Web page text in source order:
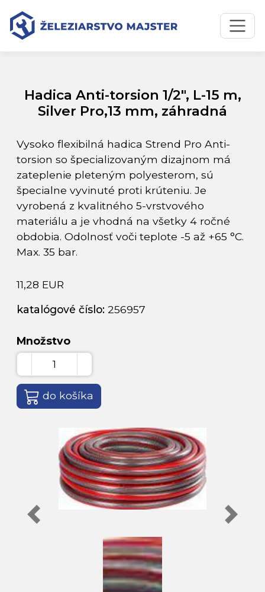
Preskočiť na obsah
Preskočiť na hlavné menu
Úvodná stránka
Hadica Anti-torsion 1/2", L-15 m, Silver Pro,13 mm, záhradná
Hadica Anti-torsion 1/2", L-15 m,
Silver Pro,13 mm, záhradná
Vysoko flexibilná hadica Strend Pro Anti-
torsion so špecializovaným dizajnom má
zateplenie pleteným polyesterom, sú
špecialne vyvinuté proti krúteniu. Je
vyrobená z kvalitného 5-vrstvového
materiálu a je vhodná na všetky 4 ročné
obdobia. Odolnosť voči teplote -5 až +65 °C.
Max. 35 bar.
11,28 EUR
katalógové číslo: 256957
Množstvo
do košíka